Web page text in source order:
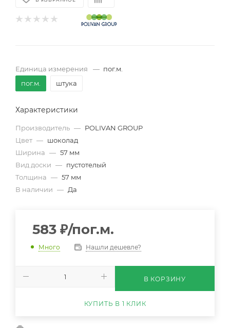
Единица измерения — пог.м.
пог.м.
штука
Характеристики
Производитель — POLIVAN GROUP
Цвет — шоколад
Ширина — 57 мм
Вид доски — пустотелый
Толщина — 57 мм
В наличии — Да
583 ₽/пог.м.
Много Нашли дешевле?
В КОРЗИНУ
КУПИТЬ В 1 КЛИК